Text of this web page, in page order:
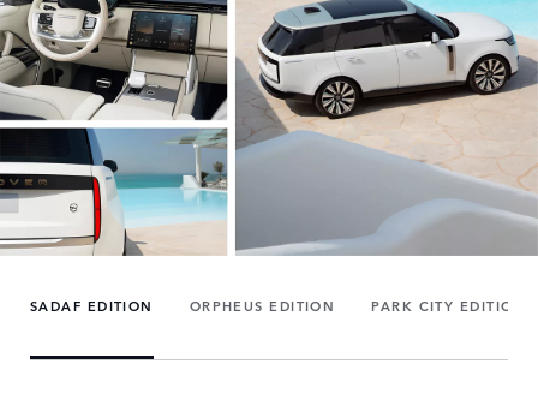
SADAF EDITION ORPHEUS EDITION PARK CITY EDITION